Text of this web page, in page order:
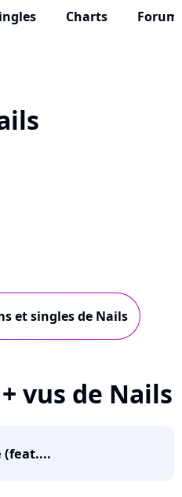
Charts
et singles de Nails
vus de Nails
(feat....